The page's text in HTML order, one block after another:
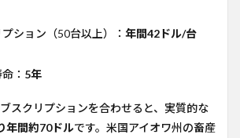
ション（50台以上）： 年間42ドル/台
： 5年
スクリプションを合わせると、実質的な
年間約70ドルです。米国アイオワ州の畜産